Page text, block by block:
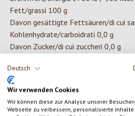
Deutsch
Wir verwenden Cookies
Wir können diese zur Analyse unserer
Webseite zu verbessern, personalisierte
Fett/grassi 100 g
Davon gesättigte Fettsäuren/di cui
Kohlenhydrate/carboidrati 0,0 g
Davon Zucker/di cui zuccheri 0,0 g
Eiweiß/proteine 0,0 g
Salz/sale 0,000 g